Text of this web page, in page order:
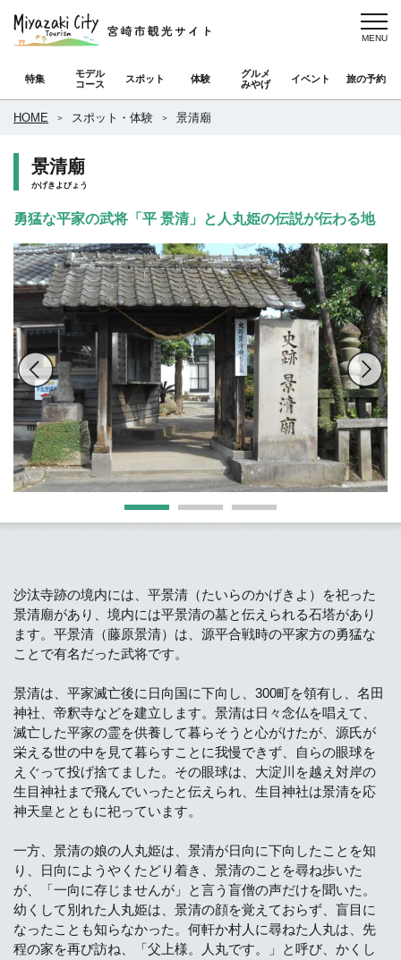
特集
モデル
コース
スポット 体験
グルメ
みやげ
イベント 旅の予約
HOME スポット・体験 景清廟
景清廟
かげきよびょう
勇猛な平家の武将「平 景清」と人丸姫の伝説が伝わる地
沙汰寺跡の境内には、平景清（たいらのかげきよ）を祀った
景清廟があり、境内には平景清の墓と伝えられる石塔があり
ます。平景清（藤原景清）は、源平合戦時の平家方の勇猛な
ことで有名だった武将です。
景清は、平家滅亡後に日向国に下向し、300町を領有し、名田
神社、帝釈寺などを建立します。景清は日々念仏を唱えて、
滅亡した平家の霊を供養して暮らそうと心がけたが、源氏が
栄える世の中を見て暮らすことに我慢できず、自らの眼球を
えぐって投げ捨てました。その眼球は、大淀川を越え対岸の
生目神社まで飛んでいったと伝えられ、生目神社は景清を応
神天皇とともに祀っています。
一方、景清の娘の人丸姫は、景清が日向に下向したことを知
り、日向にようやくたどり着き、景清のことを尋ね歩いた
が、「一向に存じませんが」と言う盲僧の声だけを聞いた。
幼くして別れた人丸姫は、景清の顔を覚えておらず、盲目に
なったことも知らなかった。何軒か村人に尋ねた人丸は、先
程の家を再び訪ね、「父上様。人丸です。」と呼び、かくし